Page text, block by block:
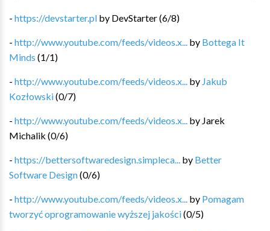
- https://devstarter.pl by DevStarter(6/8)
- http://www.youtube.com/feeds/videos.x... by Bottega It
Minds (1/1)
- http://www.youtube.com/feeds/videos.x... by Jakub
Kozłowski(0/7)
- http://www.youtube.com/feeds/videos.x... by Jarek
Michalik (0/6)
- https://bettersoftwaredesign.simpleca... by Better
Software Design(0/6)
- http://www.youtube.com/feeds/videos.x... by Pomagam
tworzyć oprogramowanie wyższej jakości(0/5)